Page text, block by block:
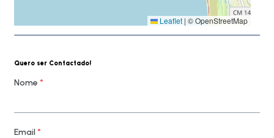
Leaflet | © OpenStreetMap
Quero ser Contactado!
Nome *
Email*